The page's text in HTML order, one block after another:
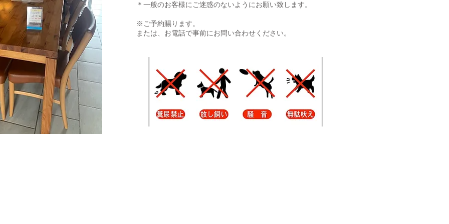
＊一般のお客様にご迷惑のないようにお願い致します。
※ご予約賜ります。
​または、お電話で事前にお問い合わせください。